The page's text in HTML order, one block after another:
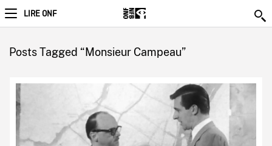
LIRE ONF
Posts Tagged “Monsieur Campeau”